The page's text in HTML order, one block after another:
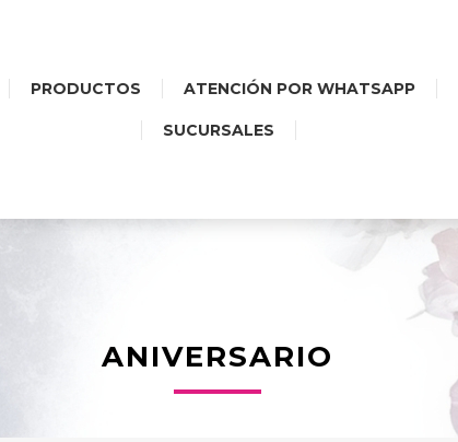
PRODUCTOS ATENCIÓN POR WHATSAPP
SUCURSALES
ANIVERSARIO